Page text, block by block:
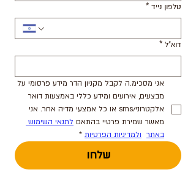
טלפון נייד *
דוא"ל *
מאשר שמירת פרטיי בהתאם
באתר ולמדיניות הפרטיות *
שלחו